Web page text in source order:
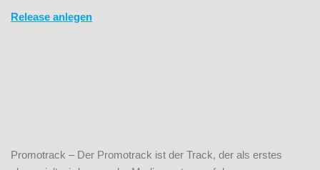
Release anlegen
Promotrack – Der Promotrack ist der Track, der als erstes